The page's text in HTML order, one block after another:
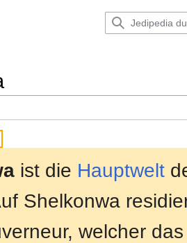
ist die Hauptwelt
Shelkonwa
welcher